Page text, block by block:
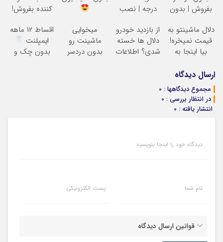
بفروش | بدون
درجه | نصب
کننده بفروش!
یک تماس
دلال ماشینتو به
قیمت نمیخره!
بیا اینجا به
بفروش*فقط
خریدار واقعی*
از بازدید خودرو
دلال ها خسته
شدی؟ اطلاعات
میخوایی
ماشینت رو
بدون دردسر
اقساط ۱۲ ماهه
ایمپلنت
بدون چک و
ارسال دیدگاه
مجموع دیدگاهها : 0
در انتظار بررسی : 0
انتشار یافته : 0
دیدگاه خود را اینجا بنویسید
نام شما پست الکترونیکی
قوانین ارسال دیدگاه